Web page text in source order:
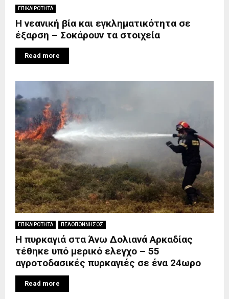
ΕΠΙΚΑΙΡΟΤΗΤΑ
Η νεανική βία και εγκληματικότητα σε
έξαρση – Σοκάρουν τα στοιχεία
Read more
ΕΠΙΚΑΙΡΟΤΗΤΑ ΠΕΛΟΠΟΝΝΗΣΟΣ
Η πυρκαγιά στα Άνω Δολιανά Αρκαδίας
τέθηκε υπό μερικό ελεγχο – 55
αγροτοδασικές πυρκαγιές σε ένα 24ωρο
Read more